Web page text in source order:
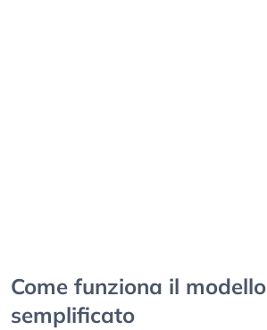
Come funziona il modello
semplificato